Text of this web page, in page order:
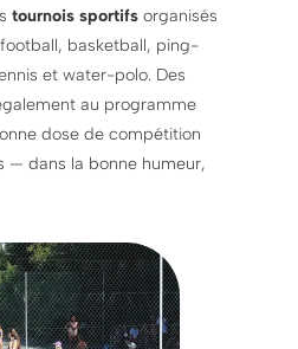
tournois sportifsorganisés
basketball, ping-
et water-polo. Des
au programme
dose de compétition
— dans la bonne humeur,